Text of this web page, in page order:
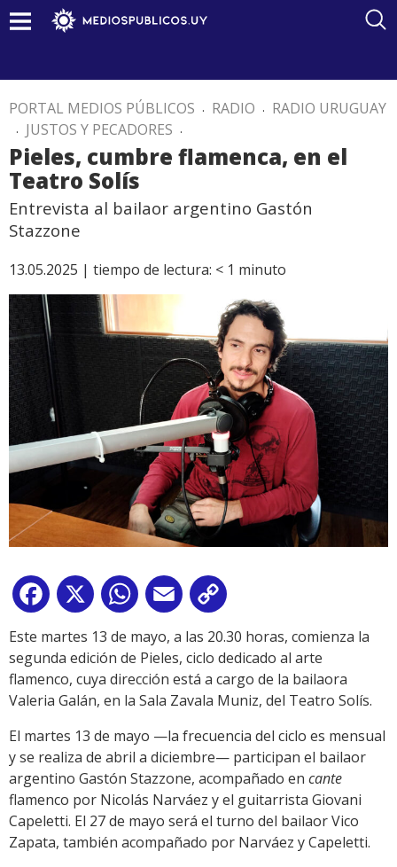
PORTAL MEDIOS PÚBLICOS . RADIO . RADIO URUGUAY
. JUSTOS Y PECADORES .
Pieles, cumbre flamenca, en el
Teatro Solís
Entrevista al bailaor argentino Gastón
Stazzone
13.05.2025 | tiempo de lectura: < 1 minuto
Facebook
X WhatsApp
Email
Link
Este martes 13 de mayo, a las 20.30 horas, comienza la
segunda edición de Pieles, ciclo dedicado al arte
flamenco, cuya dirección está a cargo de la bailaora
Valeria Galán, en la Sala Zavala Muniz, del Teatro Solís.
El martes 13 de mayo —la frecuencia del ciclo es mensual
y se realiza de abril a diciembre— participan el bailaor
argentino Gastón Stazzone, acompañado en cante
flamenco por Nicolás Narváez y el guitarrista Giovani
Capeletti. El 27 de mayo será el turno del bailaor Vico
Zapata, también acompañado por Narváez y Capeletti.